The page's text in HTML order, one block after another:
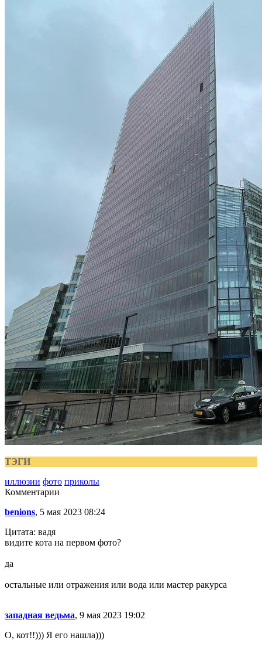
ТЭГИ
иллюзии фото приколы
Комментарии
benions, 5 мая 2023 08:24
Цитата: вадя
видите кота на первом фото?
да
остальные или отражения или вода или мастер ракурса
западная ведьма, 9 мая 2023 19:02
О, кот!!))) Я его нашла)))